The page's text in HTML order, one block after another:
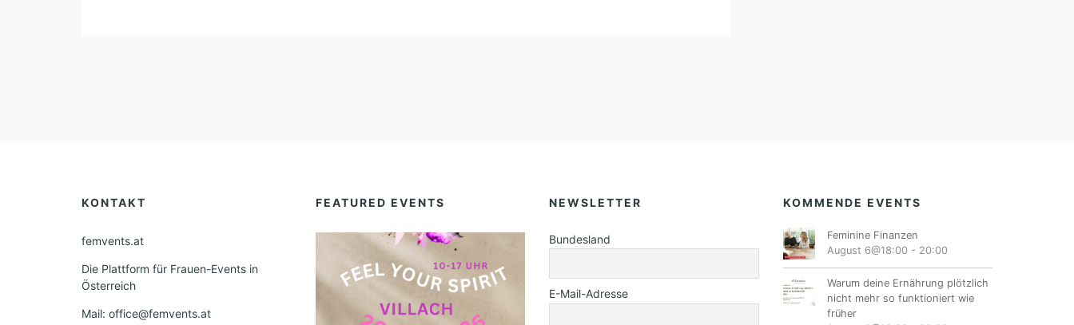
R
S
T
A
KONTAKT
femvents.at
Die Plattform für Frauen-Events in
Österreich
Mail: office@femvents.at
FEATURED EVENTS NEWSLETTER
Bundesland
E-Mail-Adresse
KOMMENDE EVENTS
Feminine Finanzen
August 6@18:00- 20:00
Warum deine Ernährung plötzlich
nicht mehr so funktioniert wie
früher